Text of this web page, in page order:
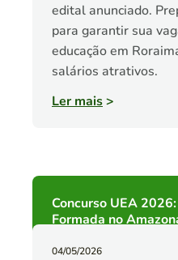
edital anunciado.
para garantir sua
educação em
salários atrativos.
Ler mais>
Concurso UEA
Formada no
04/05/2026